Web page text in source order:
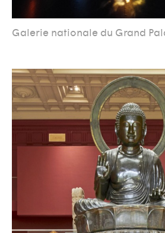
Galerie nationale du Grand